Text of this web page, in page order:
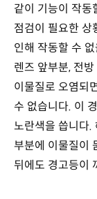
같이 기능이 작동
점검이 필요한 상
인해 작동할 수
렌즈 앞부분, 전
이물질로 오염되
수 없습니다. 이
노란색을 씁니다.
부분에 이물질이
뒤에도 경고등이